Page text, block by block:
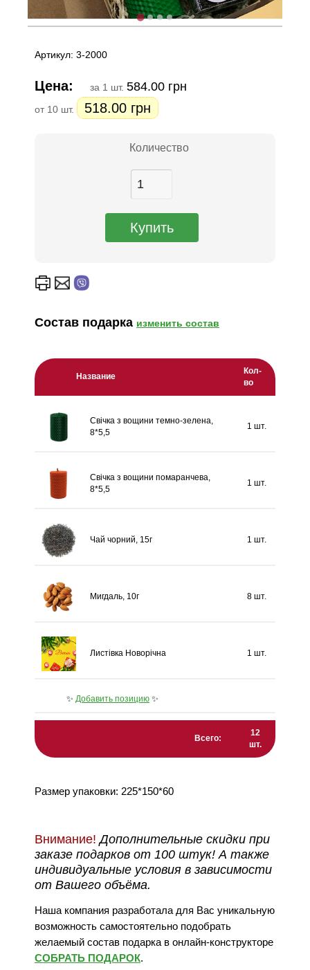
Артикул: 3-2000
Цена: за 1 шт. 584.00 грн
от 10 шт. 518.00 грн
Количество
Состав подарка изменить состав
Название
Кол-
во
Свічка з вощини темно-зелена,
8*5,5
1 шт.
Свічка з вощини помаранчева,
8*5,5
1 шт.
Чай чорний, 15г 1 шт.
Мигдаль, 10г 8 шт.
Листівка Новорічна 1 шт.
✨ Добавить позицию ✨
Всего:
12
шт.
Размер упаковки: 225*150*60
Внимание! Дополнительные скидки при
заказе подарков от 100 штук! А также
индивидуальные условия в зависимости
от Вашего объёма.
Наша компания разработала для Вас уникальную
возможность самостоятельно подобрать
желаемый состав подарка в онлайн-конструкторе
СОБРАТЬ ПОДАРОК.